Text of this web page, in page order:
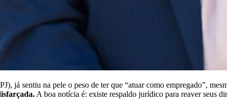
já sentiu na pele o peso de ter que “atuar como empregado”,
A boa notícia é: existe respaldo jurídico para reaver seus